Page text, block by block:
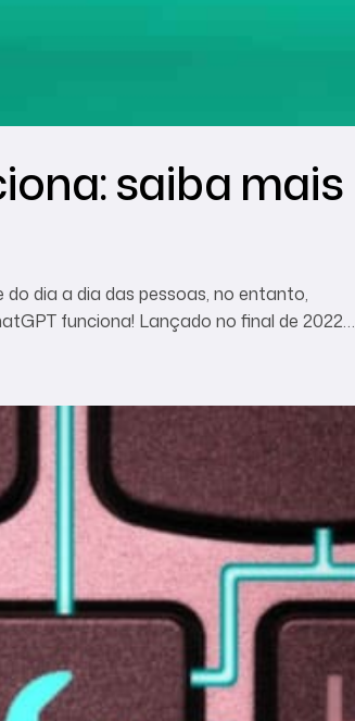
saiba mais
dia a dia das pessoas, no entanto,
funciona! Lançado no final de 2022